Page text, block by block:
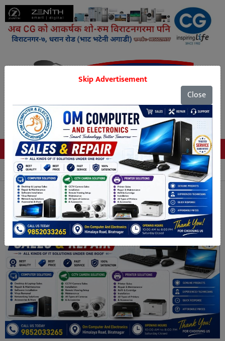
Tags
Skip Advertisement
Close